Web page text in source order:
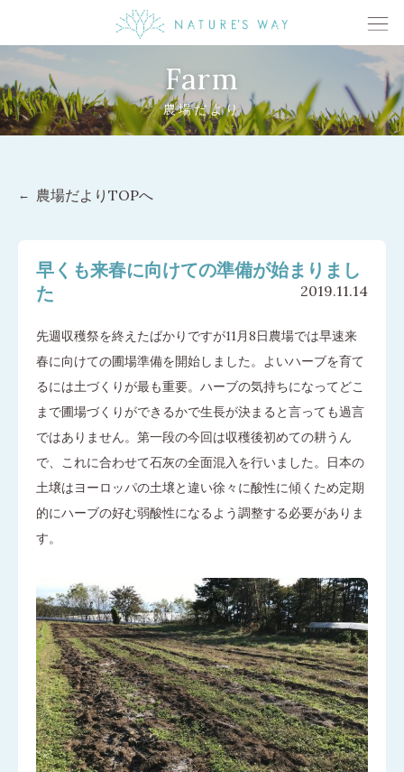
Farm
農場だより
農場だよりTOPへ
早くも来春に向けての準備が始まりまし
た
2019.11.14
先週収穫祭を終えたばかりですが11月8日農場では早速来
春に向けての圃場準備を開始しました。よいハーブを育て
るには土づくりが最も重要。ハーブの気持ちになってどこ
まで圃場づくりができるかで生長が決まると言っても過言
ではありません。第一段の今回は収穫後初めての耕うん
で、これに合わせて石灰の全面混入を行いました。日本の
土壌はヨーロッパの土壌と違い徐々に酸性に傾くため定期
的にハーブの好む弱酸性になるよう調整する必要がありま
す。